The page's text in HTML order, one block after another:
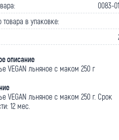
0083-
товара в упаковке:
описание
VEGAN льняное с маком 250 г
VEGAN льняное с маком 250 г. Срок
12 мес.